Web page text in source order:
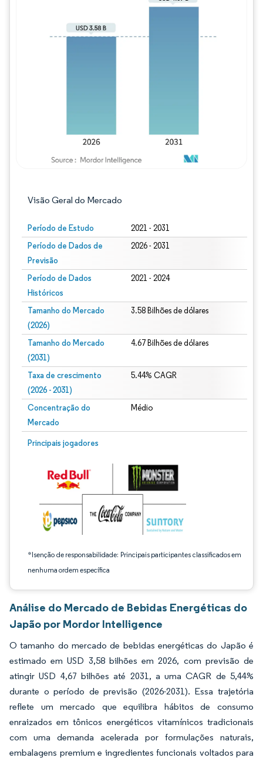
Visão Geral do Mercado
Período de Estudo 2021 - 2031
Período de Dados de
Previsão
2026 - 2031
Período de Dados
Históricos
2021 - 2024
Tamanho do Mercado
(2026)
3.58 Bilhões de dólares
Tamanho do Mercado
(2031)
4.67 Bilhões de dólares
Taxa de crescimento
(2026 - 2031)
5.44% CAGR
Concentração do
Mercado
Médio
Principais jogadores
*Isenção de responsabilidade: Principais participantes classificados em
nenhuma ordem específica
Imagem © Mordor Intelligence. O reuso requer atribuição conforme CC BY 4.0.
Análise do Mercado de Bebidas Energéticas do
Japão por Mordor Intelligence
O tamanho do mercado de bebidas energéticas do Japão é
estimado em USD 3,58 bilhões em 2026, com previsão de
atingir USD 4,67 bilhões até 2031, a uma CAGR de 5,44%
durante o período de previsão (2026-2031). Essa trajetória
reflete um mercado que equilibra hábitos de consumo
enraizados em tônicos energéticos vitamínicos tradicionais
com uma demanda acelerada por formulações naturais,
embalagens premium e ingredientes funcionais voltados para